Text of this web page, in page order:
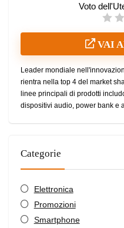
Voto
VAI
Leader mondiale
rientra nella top 4 del market
linee principali di prodotti
dispositivi audio, power bank e
Categorie
Elettronica
Promozioni
Smartphone